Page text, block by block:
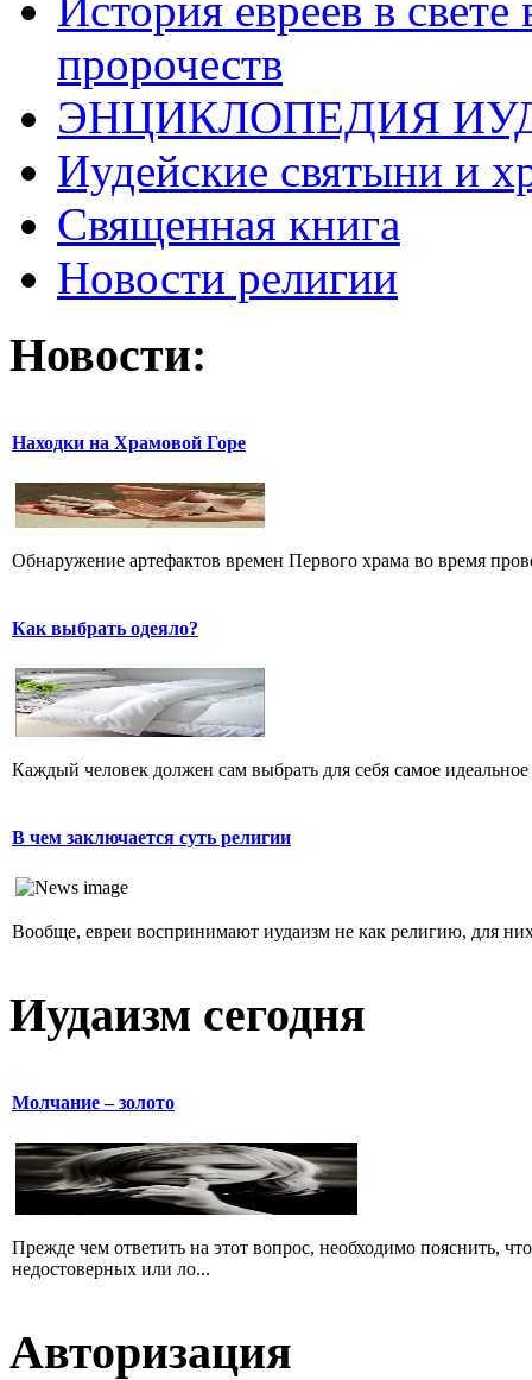
История евреев в
пророчеств
ЭНЦИКЛОПЕДИЯ
Иудейские святыни и
Священная книга
Новости религии
Новости:
Находки на Храмовой Горе
Обнаружение артефактов времен Первого храма во время
Как выбрать одеяло?
Каждый человек должен сам выбрать для себя самое
В чем заключается суть религии
Вообще, евреи воспринимают иудаизм не как религию, для
Иудаизм сегодня
Молчание – золото
Прежде чем ответить на этот вопрос, необходимо пояснить,
недостоверных или ло...
Авторизация